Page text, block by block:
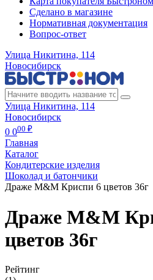
Сделано в магазине
Нормативная документация
Вопрос-ответ
Улица Никитина, 114
Новосибирск
Улица Никитина, 114
Новосибирск
0 000 ₽
Главная
Каталог
Кондитерские изделия
Шоколад и батончики
Драже М&M Криспи 6 цветов 36г
Драже М&M
цветов 36г
Рейтинг